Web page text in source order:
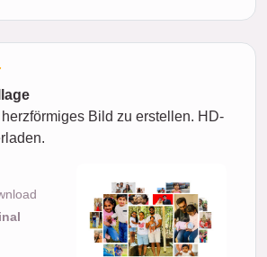
Bild zu erstellen. HD-